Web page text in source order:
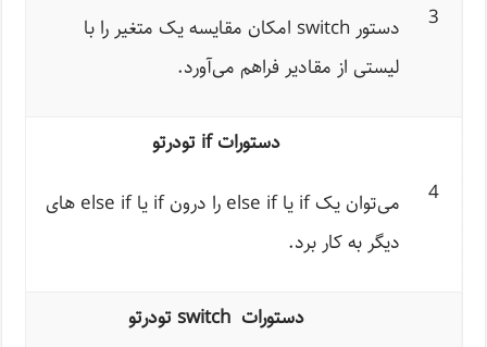
3
دستور switch امکان مقایسه یک متغیر را با
لیستی از مقادیر فراهم می‌آورد.
4
دستورات if تودرتو
می‌توان یک if یا else if را درون if یا else if‌ های
دیگر به کار برد.
دستورات switch تودرتو